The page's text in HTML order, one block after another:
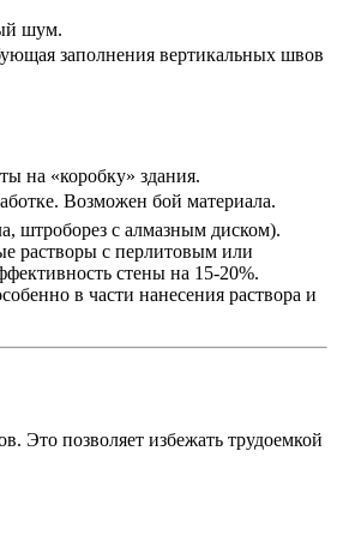
шум.
заполнения вертикальных швов
на «коробку» здания.
Возможен бой материала.
штроборез с алмазным диском).
растворы с перлитовым или
стены на 15-20%.
в части нанесения раствора и
Это позволяет избежать трудоемкой